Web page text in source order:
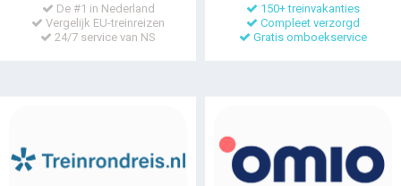
De #1 in Nederland
Vergelijk EU-treinreizen
24/7 service van NS
150+ treinvakanties
Compleet verzorgd
Gratis omboekservice